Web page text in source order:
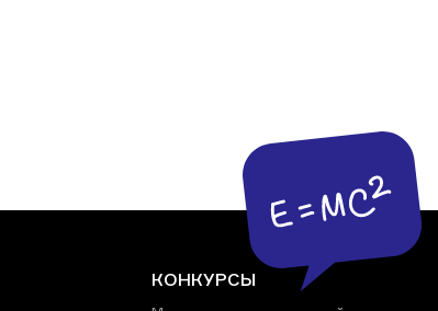
КОНКУРСЫ